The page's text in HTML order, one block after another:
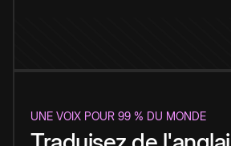
UNE VOIX POUR 99 % DU MONDE